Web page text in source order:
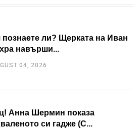
познаете ли? Щерката на Иван
навърши...
04, 2026
Анна Шермин показа
си гадже (С...